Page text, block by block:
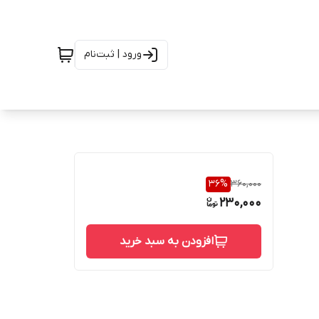
ورود | ثبت‌نام
360,000
36%
230,000
افزودن به سبد خرید